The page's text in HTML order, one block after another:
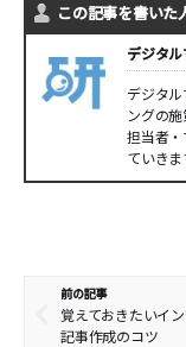
この記事を書いた
デジタ
デジタ
ングの
担当者
ていきま
前の記事
覚えておきたいイ
記事作成のコツ